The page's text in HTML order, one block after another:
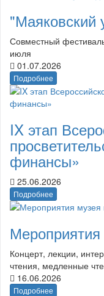
"Маяковский
Совместный
июля
01.07.2026
Подробнее
IX этап
финансы»
25.06.2026
Подробнее
Концерт, лекции,
чтения, медленные
16.06.2026
Подробнее